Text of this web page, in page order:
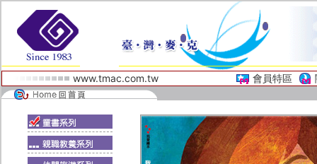
www.tmac.com.tw 會員特區